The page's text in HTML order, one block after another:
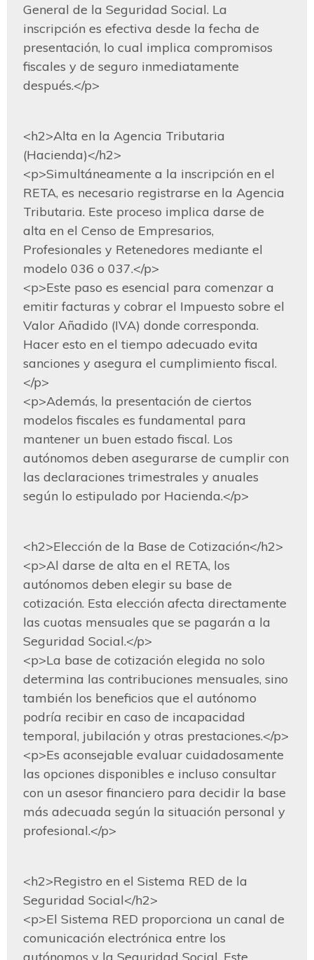
General de la Seguridad Social. La
inscripción es efectiva desde la fecha de
presentación, lo cual implica compromisos
fiscales y de seguro inmediatamente
después.</p>
<h2>Alta en la Agencia Tributaria
(Hacienda)</h2>
<p>Simultáneamente a la inscripción en el
RETA, es necesario registrarse en la Agencia
Tributaria. Este proceso implica darse de
alta en el Censo de Empresarios,
Profesionales y Retenedores mediante el
modelo 036 o 037.</p>
<p>Este paso es esencial para comenzar a
emitir facturas y cobrar el Impuesto sobre el
Valor Añadido (IVA) donde corresponda.
Hacer esto en el tiempo adecuado evita
sanciones y asegura el cumplimiento fiscal.
</p>
<p>Además, la presentación de ciertos
modelos fiscales es fundamental para
mantener un buen estado fiscal. Los
autónomos deben asegurarse de cumplir con
las declaraciones trimestrales y anuales
según lo estipulado por Hacienda.</p>
<h2>Elección de la Base de Cotización</h2>
<p>Al darse de alta en el RETA, los
autónomos deben elegir su base de
cotización. Esta elección afecta directamente
las cuotas mensuales que se pagarán a la
Seguridad Social.</p>
<p>La base de cotización elegida no solo
determina las contribuciones mensuales, sino
también los beneficios que el autónomo
podría recibir en caso de incapacidad
temporal, jubilación y otras prestaciones.</p>
<p>Es aconsejable evaluar cuidadosamente
las opciones disponibles e incluso consultar
con un asesor financiero para decidir la base
más adecuada según la situación personal y
profesional.</p>
<h2>Registro en el Sistema RED de la
Seguridad Social</h2>
<p>El Sistema RED proporciona un canal de
comunicación electrónica entre los
autónomos y la Seguridad Social. Este